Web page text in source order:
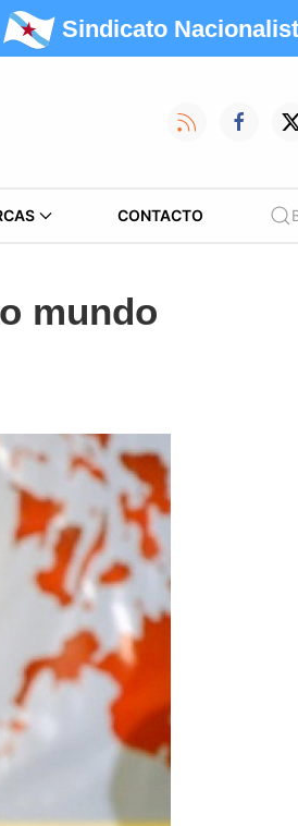
Sindicato
CONTACTO
mundo